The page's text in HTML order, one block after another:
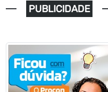
PUBLICIDADE